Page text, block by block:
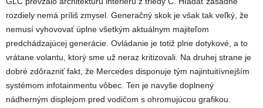
rozdiely nemá príliš zmysel. Generačný skok je však tak veľký, že
nemusí vyhovovať úplne všetkým aktuálnym majiteľom
predchádzajúcej generácie. Ovládanie je totiž plne dotykové, a to
vrátane volantu, ktorý sme už neraz kritizovali. Na druhej strane je
dobré zdôrazniť fakt, že Mercedes disponuje tým najintuitívnejším
systémom infotainmentu vôbec. Ten je navyše doplnený
nádherným displejom pred vodičom s ohromujúcou grafikou.